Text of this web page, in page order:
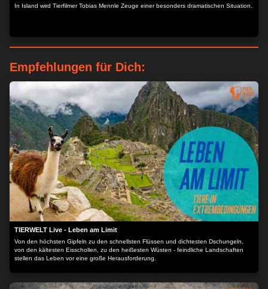
MEHR OPTIONEN
ZUSTIMMEN
In Island wird Tierfilmer Tobias Mennle Zeuge einer besonders dramatischen Situation.
Empfehlungen für Dich:
TIERWELT Live - Leben am Limit
Von den höchsten Gipfeln zu den schnellsten Flüssen und dichtesten Dschungeln,
von den kältesten Eisschollen, zu den heißesten Wüsten - feindliche Landschaften
stellen das Leben vor eine große Herausforderung.